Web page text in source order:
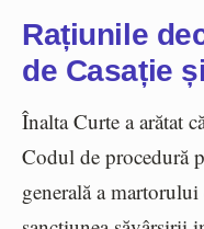
Rațiunile
de Casație
Înalta Curte a arătat
Codul de procedură
generală a